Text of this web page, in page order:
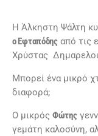
Η Άλκηστη Ψάλτη
ο Εφταπόδηςαπό τις
Χρύστας
Μπορεί ένα μικρό
διαφορά;
Ο μικρός Φώτης
γεμάτη καλοσύνη,